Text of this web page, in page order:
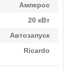
Амперос
20 кВт
Автозапуск
Ricardo